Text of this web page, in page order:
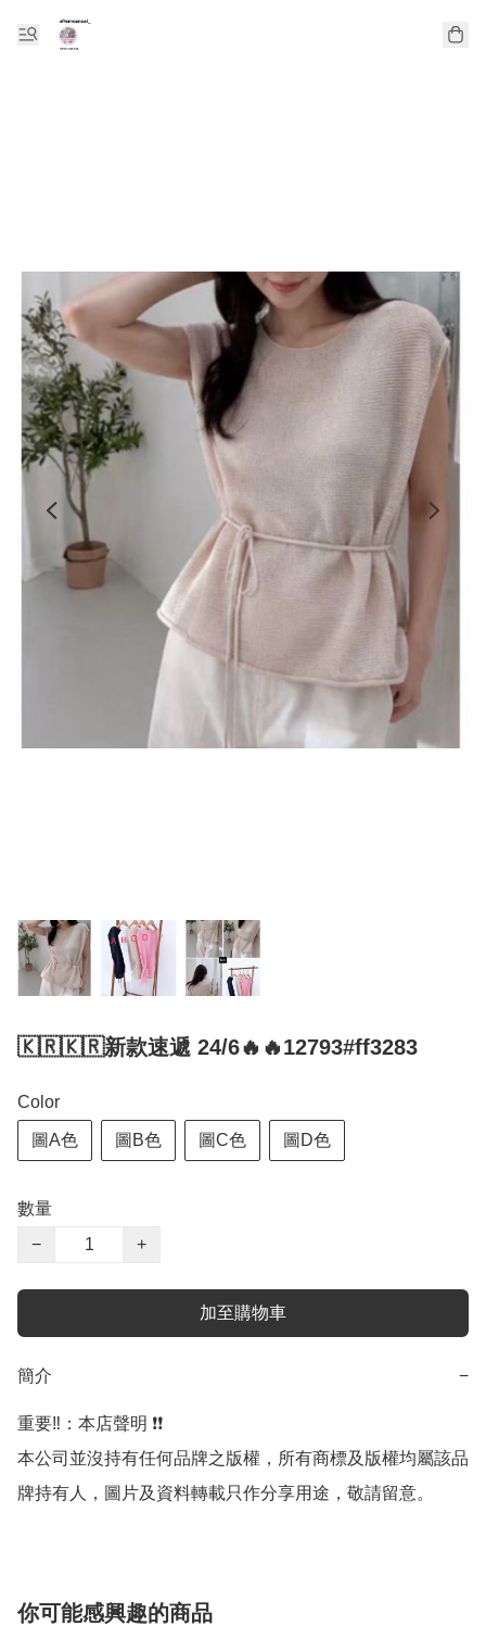
🇰🇷🇰🇷新款速遞 24/6🔥🔥12793#ff3283
Color
圖A色 圖B色 圖C色 圖D色
數量
−
+
加至購物車
簡介 −
重要‼️：本店聲明 ❗️❗️
本公司並沒持有任何品牌之版權，所有商標及版權均屬該品
牌持有人，圖片及資料轉載只作分享用途，敬請留意。
你可能感興趣的商品